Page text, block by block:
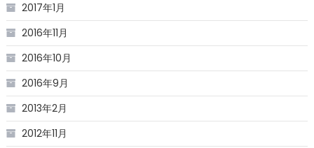
2017年1月
2016年11月
2016年10月
2016年9月
2013年2月
2012年11月